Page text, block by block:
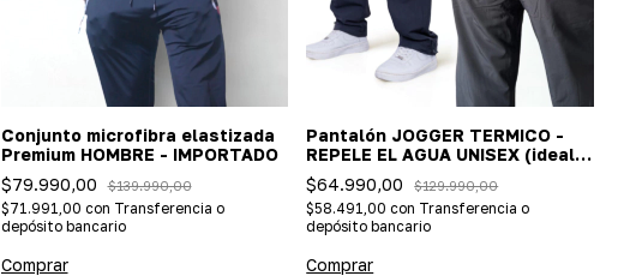
Conjunto microfibra elastizada
Premium HOMBRE - IMPORTADO
$79.990,00
$139.990,00
$71.991,00 con Transferencia o
depósito bancario
Comprar
Pantalón JOGGER TERMICO -
REPELE EL AGUA UNISEX (ideal
nieve)
$64.990,00 $129.990,00
$58.491,00con Transferencia o
depósito bancario
Comprar